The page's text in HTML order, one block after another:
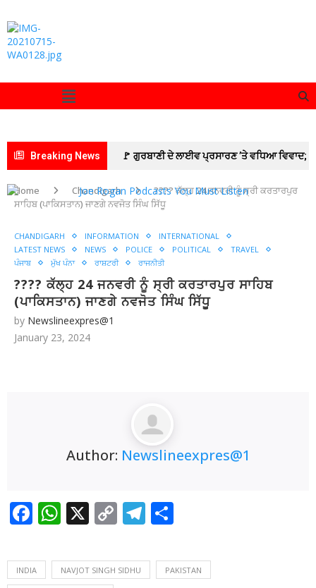
Breaking News 🚩 ਗੁਰਬਾਣੀ ਦੇ ਲਾਈਵ ਪ੍ਰਸਾਰਣ ’ਤੇ ਵਧਿਆ ਵਿਵਾਦ;
SGPC ਵੱਲੋਂ GTC ਚੈਨਲ ਨੂੰ ਲੀਗਲ ਨੋਟਿਸ ਜਾਰੀ
🚩 ਲੁਧਿਆਣਾ ‘ਚ ਅਚਾਨਕ ਧਸੀ ਮੁੱਖ ਸੜਕ, 20 ਫੁੱਟ
ਡੂੰਘੇ ਟੋਏ ਨੇ ਮਚਾਈ ਦਹਿਸ਼ਤ
ਸਕੱਤਰ ਅਨਿਲ ਸਰੀਨ ਦਾ ਪਟਿਆਲਾ ਪਹੁੰਚਣ ‘ਤੇ ਭਰਵਾਂ
ਸਵਾਗਤ : ਗੁਰਵਿੰਦਰ ਕਾਂਸਲ
ਤੇ ਆਮ ਲੋਕਾਂ ਨੇ ਪੰਜਾਬ ਪ੍ਰਦੂਸ਼ਣ ਰੋਕਥਾਮ ਬੋਰਡ ਅਤੇ ਨਗਰ
ਹੇਠ ਹਾਈ-ਟੈਕ ਹੋਵੇਗਾ PRTC
ਦੀਆਂ ਸਮੱਸਿਆਵਾਂ ਦਾ ਪਹਿਲ ਦੇ ਆਧਾਰ ‘ਤੇ ਹੱਲ ਕਰਨ ਦੇ
Home Chandigarh
???? ਕੱਲ੍ਹ 24 ਜਨਵਰੀ ਨੂੰ ਸ੍ਰੀ ਕਰਤਾਰਪੁਰ
ਸਾਹਿਬ (ਪਾਕਿਸਤਾਨ) ਜਾਣਗੇ ਨਵਜੋਤ ਸਿੰਘ ਸਿੱਧੂ
CHANDIGARH INFORMATION
INTERNATIONAL
LATEST NEWS
NEWS POLICE POLITICAL
TRAVEL
ਪੰਜਾਬ
ਮੁੱਖ ਪੰਨਾ ਰਾਸ਼ਟਰੀ ਰਾਜਨੀਤੀ
???? ਕੱਲ੍ਹ 24 ਜਨਵਰੀ ਨੂੰ ਸ੍ਰੀ ਕਰਤਾਰਪੁਰ ਸਾਹਿਬ
(ਪਾਕਿਸਤਾਨ) ਜਾਣਗੇ ਨਵਜੋਤ ਸਿੰਘ ਸਿੱਧੂ
by Newslineexpres@1
January 23, 2024
Author: Newslineexpres@1
Facebook
WhatsApp
X CopyTelegram
INDIA NAVJOT SINGH SIDHU PAKISTAN